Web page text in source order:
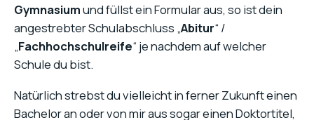
Gymnasiumund füllst ein Formular aus, so ist dein
angestrebter Schulabschluss „Abitur“ /
„Fachhochschulreife“ je nachdem auf welcher
Schule du bist.
Natürlich strebst du vielleicht in ferner Zukunft einen
Bachelor an oder von mir aus sogar einen Doktortitel,